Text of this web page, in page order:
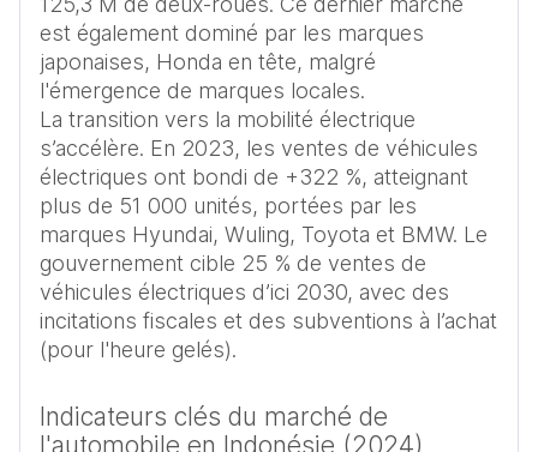
est également dominé par les marques
japonaises, Honda en tête, malgré
l'émergence de marques locales.
La transition vers la mobilité électrique
s’accélère. En 2023, les ventes de véhicules
électriques ont bondi de +322 %, atteignant
plus de 51 000 unités, portées par les
marques Hyundai, Wuling, Toyota et BMW. Le
gouvernement cible 25 % de ventes de
véhicules électriques d’ici 2030, avec des
incitations fiscales et des subventions à l’achat
(pour l'heure gelés).
Indicateurs clés du marché de
l'automobile en Indonésie (2024)